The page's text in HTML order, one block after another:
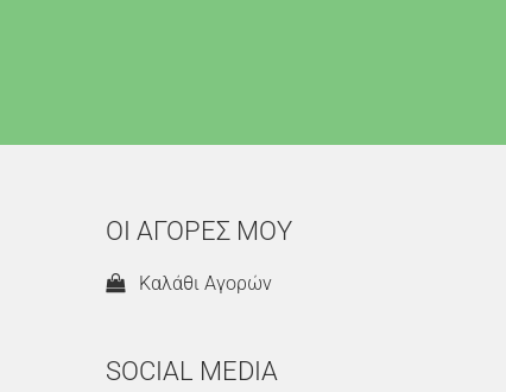
ΟΙ ΑΓΟΡΕΣ ΜΟΥ
Καλάθι Αγορών
SOCIAL MEDIA